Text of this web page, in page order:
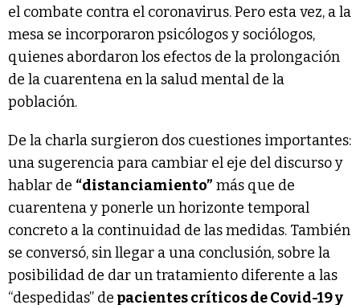
el combate contra el coronavirus. Pero esta vez, a la
mesa se incorporaron psicólogos y sociólogos,
quienes abordaron los efectos de la prolongación
de la cuarentena en la salud mental de la
población.
De la charla surgieron dos cuestiones importantes:
una sugerencia para cambiar el eje del discurso y
hablar de “distanciamiento” más que de
cuarentena y ponerle un horizonte temporal
concreto a la continuidad de las medidas. También
se conversó, sin llegar a una conclusión, sobre la
posibilidad de dar un tratamiento diferente a las
“despedidas” de pacientes críticos de Covid-19 y